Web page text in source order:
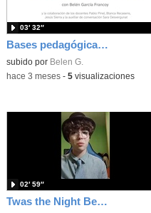
Bases pedagógicas del proyecto: el punto de vista de los profesores.
Contenido educativo.
subido por Belen G.
03′ 32″
-hace 3 meses- 5visualizaciones
Twas the Night Before Christmas - A Very Ampli Xmas
02′ 59″